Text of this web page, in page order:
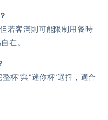
若客滿則可能限制用餐時
在。
杯"與"迷你杯"選擇，適合